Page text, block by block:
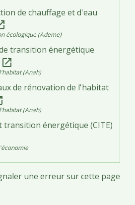
de chauffage et d'eau
écologique (Ademe)
transition énergétique
open_in_new
(Anah)
de rénovation de l'habitat
(Anah)
transition énergétique (CITE)
une erreur sur cette page